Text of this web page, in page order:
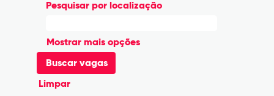
Pesquisar por localização
Mostrar mais opções
Limpar